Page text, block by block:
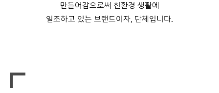
만들어감으로써 친환경 생활에
일조하고 있는 브랜드이자, 단체입니다.